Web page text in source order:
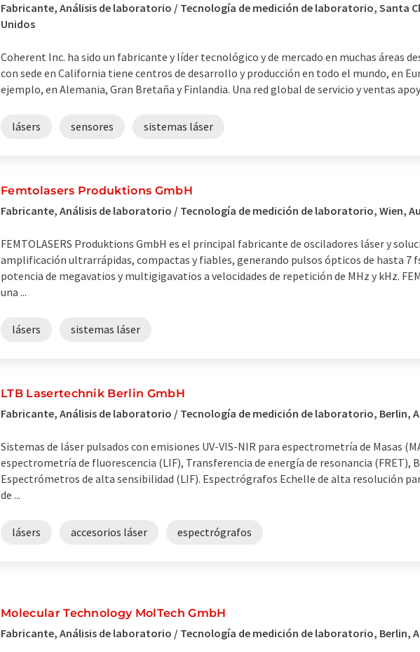
Fabricante, Análisis de laboratorio / Tecnología de medición de laboratorio, Santa
Unidos
Coherent Inc. ha sido un fabricante y líder tecnológico y de mercado en muchas áreas
con sede en California tiene centros de desarrollo y producción en todo el mundo, en
ejemplo, en Alemania, Gran Bretaña y Finlandia. Una red global de servicio y ventas
lásers sensores sistemas láser
Femtolasers Produktions GmbH
Fabricante, Análisis de laboratorio / Tecnología de medición de laboratorio, Wien,
FEMTOLASERS Produktions GmbH es el principal fabricante de osciladores láser y
amplificación ultrarrápidas, compactas y fiables, generando pulsos ópticos de hasta 7
potencia de megavatios y multigigavatios a velocidades de repetición de MHz y kHz.
una ...
lásers sistemas láser
LTB Lasertechnik Berlin GmbH
Fabricante, Análisis de laboratorio / Tecnología de medición de laboratorio, Berlin,
Sistemas de láser pulsados con emisiones UV-VIS-NIR para espectrometría de Masas
espectrometría de fluorescencia (LIF), Transferencia de energía de resonancia (FRET),
Espectrómetros de alta sensibilidad (LIF). Espectrógrafos Echelle de alta resolución
de ...
lásers accesorios láser espectrógrafos
Molecular Technology MolTech GmbH
Fabricante, Análisis de laboratorio / Tecnología de medición de laboratorio, Berlin,